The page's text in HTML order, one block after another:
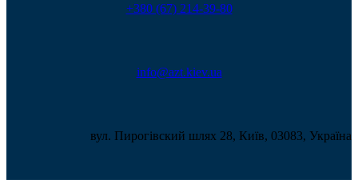
+380 (67) 214-39-80
info@azt.kiev.ua
вул. Пирогівский шлях 28, Київ, 03083, Україна